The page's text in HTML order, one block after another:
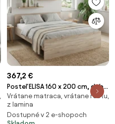
367,2 €
Posteľ ELISA 160 x 200 cm, dub
sonoma Rošt: S latkovým
roštom, Matrac: Matrac
SOMMERA 18 cm
Vrátane matraca, vrátane roštu,
z lamina
Dostupné v 2 e-shopoch